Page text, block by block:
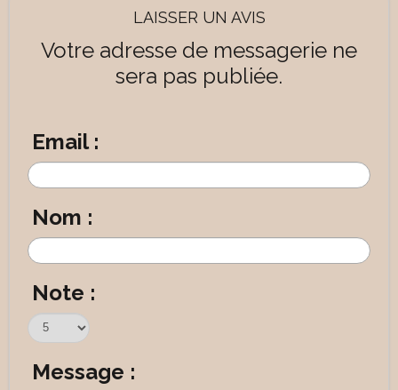
LAISSER UN AVIS
Votre adresse de messagerie ne
sera pas publiée.
Email :
Nom :
Note :
Message :